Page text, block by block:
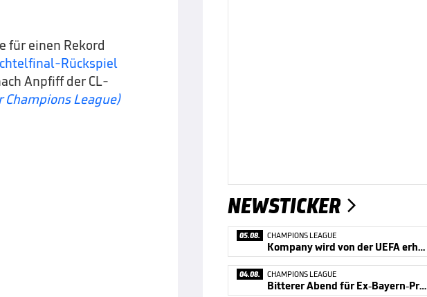
für einen Rekord
Rückspiel
Anpfiff der CL-
Champions League)
NEWSTICKER 
05.08. CHAMPIONS LEAGUE
Kompany wird von der UEFA erhört
04.08. CHAMPIONS LEAGUE
Bitterer Abend für Ex-Bayern-Profi